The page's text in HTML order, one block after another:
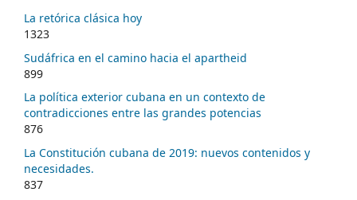
La retórica clásica hoy
1323
Sudáfrica en el camino hacia el apartheid
899
La política exterior cubana en un contexto de
contradicciones entre las grandes potencias
876
La Constitución cubana de 2019: nuevos contenidos y
necesidades.
837